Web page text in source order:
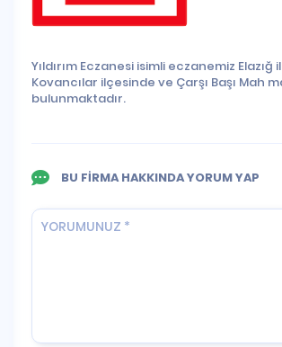
Yıldırım Eczanesi isimli eczanemiz Elazığ
Kovancılar ilçesinde ve Çarşı Başı Mah
bulunmaktadır.
BU FİRMA HAKKINDA YORUM YAP